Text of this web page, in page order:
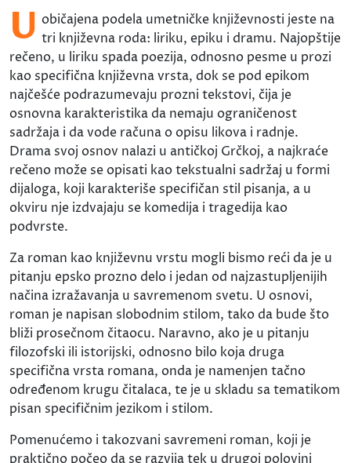
U običajena podela umetničke književnosti jeste na
tri književna roda: liriku, epiku i dramu. Najopštije
rečeno, u liriku spada poezija, odnosno pesme u prozi
kao specifična književna vrsta, dok se pod epikom
najčešće podrazumevaju prozni tekstovi, čija je
osnovna karakteristika da nemaju ograničenost
sadržaja i da vode računa o opisu likova i radnje.
Drama svoj osnov nalazi u antičkoj Grčkoj, a najkraće
rečeno može se opisati kao tekstualni sadržaj u formi
dijaloga, koji karakteriše specifičan stil pisanja, a u
okviru nje izdvajaju se komedija i tragedija kao
podvrste.
Za roman kao književnu vrstu mogli bismo reći da je u
pitanju epsko prozno delo i jedan od najzastupljenijih
načina izražavanja u savremenom svetu. U osnovi,
roman je napisan slobodnim stilom, tako da bude što
bliži prosečnom čitaocu. Naravno, ako je u pitanju
filozofski ili istorijski, odnosno bilo koja druga
specifična vrsta romana, onda je namenjen tačno
određenom krugu čitalaca, te je u skladu sa tematikom
pisan specifičnim jezikom i stilom.
Pomenućemo i takozvani savremeni roman, koji je
praktično počeo da se razvija tek u drugoj polovini